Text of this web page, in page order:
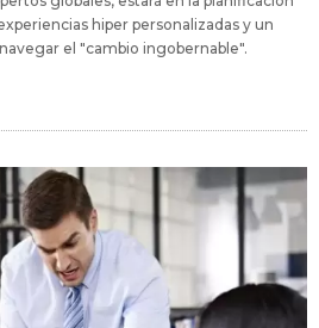
hiper personalizadas y un
el "cambio ingobernable".